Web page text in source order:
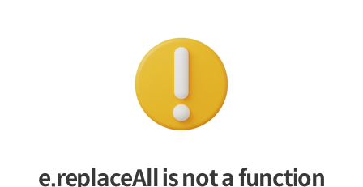
e.replaceAll is not a function